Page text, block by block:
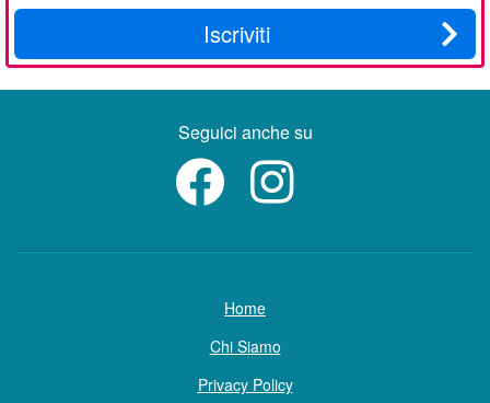
Iscriviti
Seguici anche su
Home
Chi Siamo
Privacy Policy